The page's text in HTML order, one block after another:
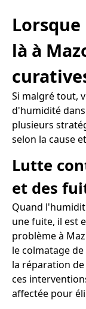
là à
Si malgré tout,
d'humidité
plusieurs
selon la cause
Lutte
et des
Quand
une fuite, il est
problème à
le colmatage
la réparation
ces
affectée pour